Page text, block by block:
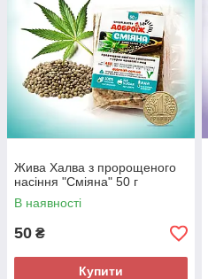
Жива Халва з пророщеного
насіння "Сміяна" 50 г
В наявності
50 ₴
Купити